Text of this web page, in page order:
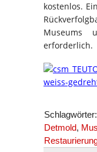
kostenlos.
Museums
erforderlich.
Schlagwörter:
Detmold,